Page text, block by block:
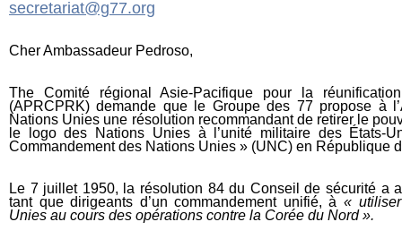
secretariat@g77.org
Cher Ambassadeur Pedroso,
The Comité régional Asie-Pacifique pour la
(APRCPRK) demande que le Groupe des 77 propose à
Nations Unies une résolution recommandant de retirer le
le logo des Nations Unies à l’unité militaire des États-
Commandement des Nations Unies » (UNC) en République
Le 7 juillet 1950, la résolution 84 du Conseil de sécurité a
tant que dirigeants d’un commandement unifié, à«
Unies au cours des opérations contre la Corée du Nord ».